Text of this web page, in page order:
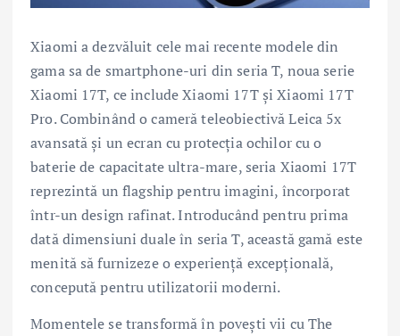
Xiaomi a dezvăluit cele mai recente modele din
gama sa de smartphone-uri din seria T, noua serie
Xiaomi 17T, ce include Xiaomi 17T și Xiaomi 17T
Pro. Combinând o cameră teleobiectivă Leica 5x
avansată și un ecran cu protecția ochilor cu o
baterie de capacitate ultra-mare, seria Xiaomi 17T
reprezintă un flagship pentru imagini, încorporat
într-un design rafinat. Introducând pentru prima
dată dimensiuni duale în seria T, această gamă este
menită să furnizeze o experiență excepțională,
concepută pentru utilizatorii moderni.
Momentele se transformă în povești vii cu The